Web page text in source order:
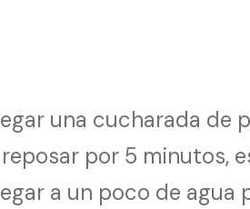
una cucharada de
por 5 minutos,
a un poco de agua